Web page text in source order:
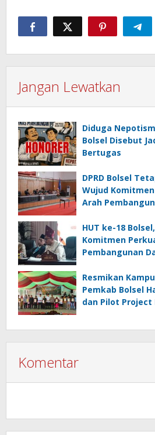
Jangan Lewatkan
Diduga
Bolsel Disebut
Bertugas
DPRD Bolsel
Wujud
Arah
HUT ke-18
Komitmen
Pembangunan
Resmikan
Pemkab Bolsel
dan Pilot Project
Komentar